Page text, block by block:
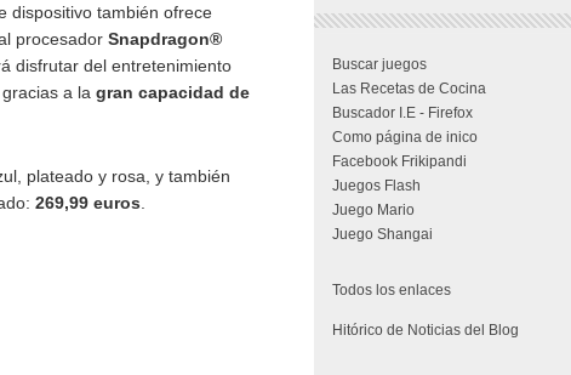
dispositivo también ofrece
procesador Snapdragon®
disfrutar del entretenimiento
a la gran capacidad de
plateado y rosa, y también
269,99 euros
Buscar juegos
Las Recetas de Cocina
Buscador I.E - Firefox
Como página de inico
Facebook Frikipandi
Juegos Flash
Juego Mario
Juego Shangai
Todos los enlaces
Hitórico de Noticias del Blog